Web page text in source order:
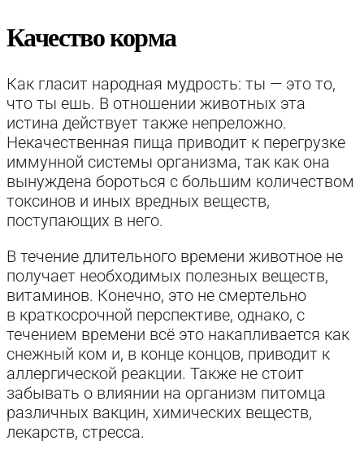
Качество корма
Как гласит народная мудрость: ты — это то,
что ты ешь. В отношении животных эта
истина действует также непреложно.
Некачественная пища приводит к перегрузке
иммунной системы организма, так как она
вынуждена бороться с большим количеством
токсинов и иных вредных веществ,
поступающих в него.
В течение длительного времени животное не
получает необходимых полезных веществ,
витаминов. Конечно, это не смертельно
в краткосрочной перспективе, однако, с
течением времени всё это накапливается как
снежный ком и, в конце концов, приводит к
аллергической реакции. Также не стоит
забывать о влиянии на организм питомца
различных вакцин, химических веществ,
лекарств, стресса.